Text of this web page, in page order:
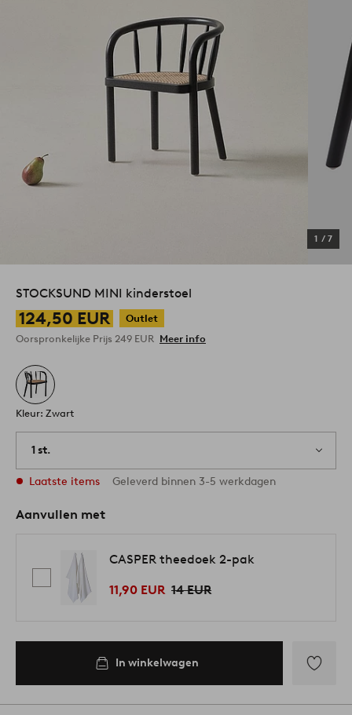
1 / 7
STOCKSUND MINI kinderstoel
124,50 EUR
Outlet
Oorspronkelijke Prijs 249 EUR Meer info
Kleur: Zwart
1 st.
Laatste items Geleverd binnen 3-5 werkdagen
Aanvullen met
CASPER theedoek 2-pak
11,90 EUR 14 EUR
In winkelwagen
aan